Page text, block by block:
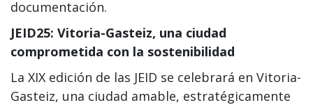
documentación.
JEID25: Vitoria-Gasteiz, una ciudad
comprometida con la sostenibilidad
La XIX edición de las JEID se celebrará en Vitoria-
Gasteiz, una ciudad amable, estratégicamente